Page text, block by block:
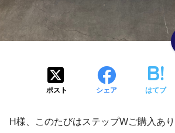
ポスト シェア はてブ
H様、このたびはステップWご購入あ